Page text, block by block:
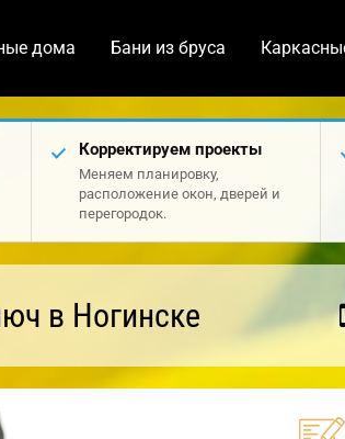
дома Бани из бруса
Корректируем проекты
Меняем планировку,
расположение окон, дверей и
перегородок.
в Ногинске